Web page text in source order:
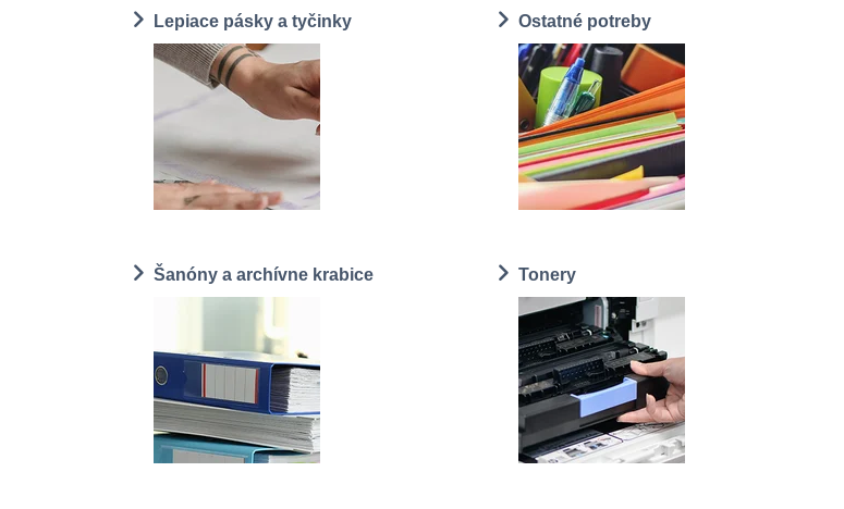
Lepiace pásky a tyčinky Ostatné potreby
Šanóny a archívne krabice Tonery